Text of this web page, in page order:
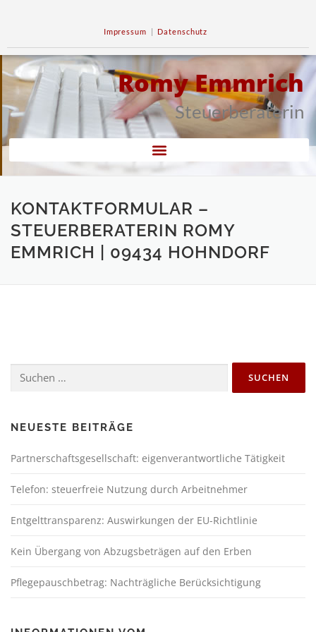
Impressum | Datenschutz
Romy Emmrich
Steuerberaterin
KONTAKTFORMULAR –
STEUERBERATERIN ROMY
EMMRICH | 09434 HOHNDORF
NEUESTE BEITRÄGE
Partnerschaftsgesellschaft: eigenverantwortliche Tätigkeit
Telefon: steuerfreie Nutzung durch Arbeitnehmer
Entgelttransparenz: Auswirkungen der EU-Richtlinie
Kein Übergang von Abzugsbeträgen auf den Erben
Pflegepauschbetrag: Nachträgliche Berücksichtigung